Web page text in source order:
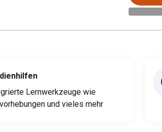
Lernwerkzeuge wie
und vieles mehr